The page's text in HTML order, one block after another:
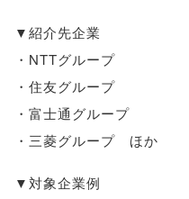
▼紹介先企業
・NTTグループ
・住友グループ
・富士通グループ
・三菱グループ ほか
▼対象企業例